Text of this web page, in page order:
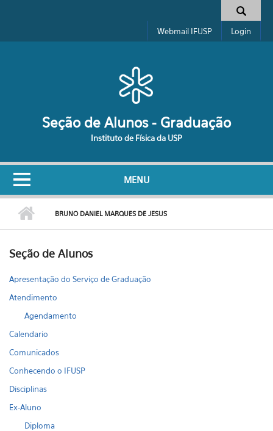
Formulário de busca
Webmail IFUSP Login
Seção de Alunos - Graduação
Instituto de Física da USP
MENU
BRUNO DANIEL MARQUES DE JESUS
Seção de Alunos
Apresentação do Serviço de Graduação
Atendimento
Agendamento
Calendario
Comunicados
Conhecendo o IFUSP
Disciplinas
Ex-Aluno
Diploma